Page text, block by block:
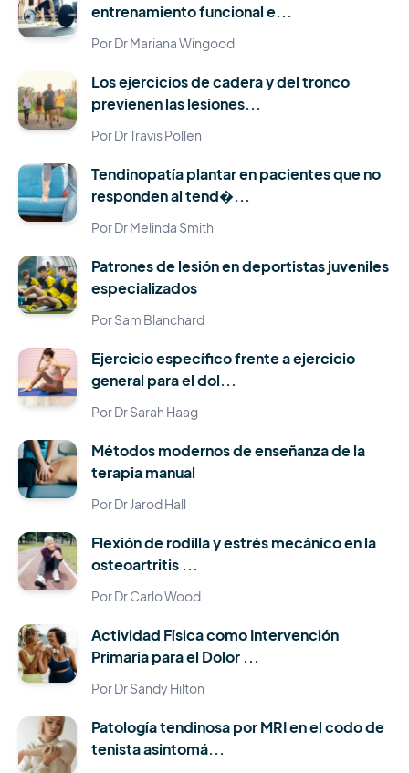
entrenamiento funcional e...
Por Dr Mariana Wingood
Los ejercicios de cadera y del tronco
previenen las lesiones...
Por Dr Travis Pollen
Tendinopatía plantar en pacientes que no
responden al tend�...
Por Dr Melinda Smith
Patrones de lesión en deportistas juveniles
especializados
Por Sam Blanchard
Ejercicio específico frente a ejercicio
general para el dol...
Por Dr Sarah Haag
Métodos modernos de enseñanza de la
terapia manual
Por Dr Jarod Hall
Flexión de rodilla y estrés mecánico en la
osteoartritis ...
Por Dr Carlo Wood
Actividad Física como Intervención
Primaria para el Dolor ...
Por Dr Sandy Hilton
Patología tendinosa por MRI en el codo de
tenista asintomá...